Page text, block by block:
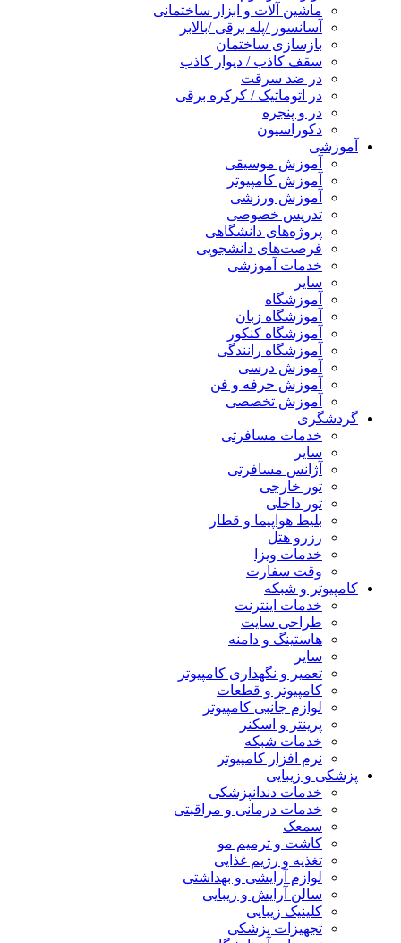
ماشین آلات و ابزار ساختمانی
آسانسور /پله برقی /بالابر
بازسازی ساختمان
سقف کاذب / دیوار کاذب
در ضد سرقت
در اتوماتیک / کرکره برقی
در و پنجره
دکوراسیون
آموزشی
آموزش موسیقی
آموزش کامپیوتر
آموزش ورزشی
تدریس خصوصی
پروژه‌های دانشگاهی
فرصت‌های دانشجویی
خدمات آموزشی
سایر
آموزشگاه
آموزشگاه زبان
آموزشگاه کنکور
آموزشگاه رانندگی
آموزش درسی
آموزش حرفه و فن
آموزش تخصصی
گردشگری
خدمات مسافرتی
سایر
آژانس مسافرتی
تور خارجی
تور داخلی
بلیط هواپیما و قطار
رزرو هتل
خدمات ویزا
وقت سفارت
کامپیوتر و شبکه
خدمات اینترنت
طراحی سایت
هاستینگ و دامنه
سایر
تعمیر و نگهداری کامپیوتر
کامپیوتر و قطعات
لوازم جانبی کامپیوتر
پرینتر و اسکنر
خدمات شبکه
نرم افزار کامپیوتر
پزشکی و زیبایی
خدمات دندانپزشکی
خدمات درمانی و مراقبتی
سمعک
کاشت و ترمیم مو
تغذیه و رژیم غذایی
لوازم آرایشی و بهداشتی
سالن آرایش و زیبایی
کلینیک زیبایی
تجهیزات پزشکی